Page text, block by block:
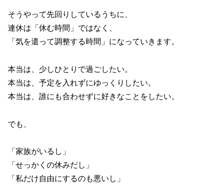
そうやって先回りしているうちに、
連休は「休む時間」ではなく、
「気を遣って調整する時間」になっていきます。
本当は、少しひとりで過ごしたい。
本当は、予定を入れずにゆっくりしたい。
本当は、誰にも合わせずに好きなことをしたい。
でも、
「家族がいるし」
「せっかくの休みだし」
「私だけ自由にするのも悪いし」